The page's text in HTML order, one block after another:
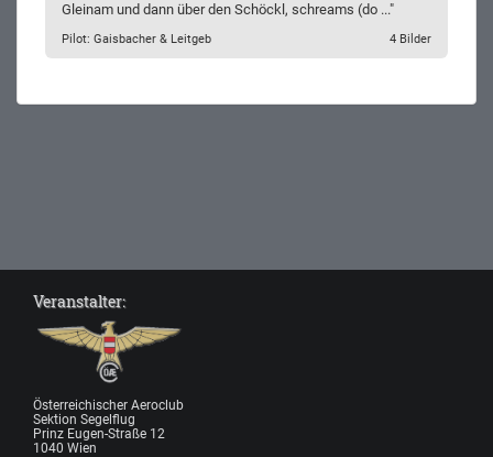
Gleinam und dann über den Schöckl, schreams (do ..."
Pilot: Gaisbacher & Leitgeb 4 Bilder
Veranstalter:
Österreichischer Aeroclub
Sektion Segelflug
Prinz Eugen-Straße 12
1040 Wien